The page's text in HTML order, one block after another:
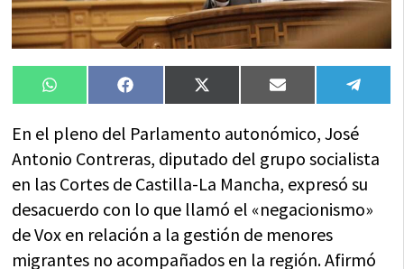
Compartir
en
WhatsAppCompartir
en
FacebookCompartir
en
X
(Twitter)
Compartir
en
Email
en
En el pleno del Parlamento autonómico, José
Antonio Contreras, diputado del grupo socialista
en las Cortes de Castilla-La Mancha, expresó su
desacuerdo con lo que llamó el «negacionismo»
de Vox en relación a la gestión de menores
migrantes no acompañados en la región. Afirmó